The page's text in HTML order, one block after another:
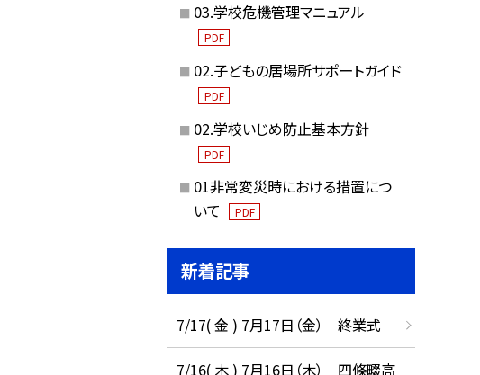
03.学校危機管理マニュアル
PDF
02.子どもの居場所サポートガイド
PDF
02.学校いじめ防止基本方針
PDF
01非常変災時における措置につ
いて
PDF
新着記事
7/17( 金 ) 7月17日（金） 終業式
7/16( 木 ) 7月16日（木） 四條畷高